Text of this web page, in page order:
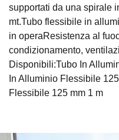
supportati da una spirale
mt.Tubo flessibile in
in operaResistenza al
condizionamento,
Disponibili:Tubo In
In Alluminio Flessibile
Flessibile 125 mm 1 m